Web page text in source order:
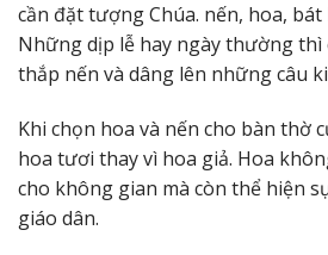
cần đặt tượng Chúa. nến, hoa,
Những dịp lễ hay ngày thường thì
thắp nến và dâng lên những câu
Khi chọn hoa và nến cho bàn thờ
hoa tươi thay vì hoa giả. Hoa
cho không gian mà còn thể hiện
giáo dân.